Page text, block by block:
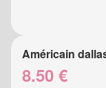
Américain
8.50 €